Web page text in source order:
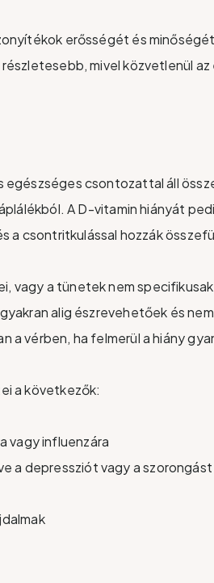
erősségét és
mivel közvetlenül
egészséges csontozattal áll
A D-vitamin hiányát
a csontritkulással hozzák
vagy a tünetek nem
alig észrevehetőek és
a vérben, ha felmerül a hiány
a következők:
vagy influenzára
a depressziót vagy a szorongást